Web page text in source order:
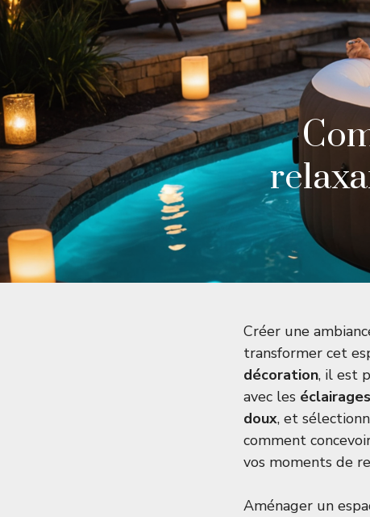
Créer une
transformer cet
décoration, il est
avec les éclairages
doux, et
comment
vos moments de
Aménager un